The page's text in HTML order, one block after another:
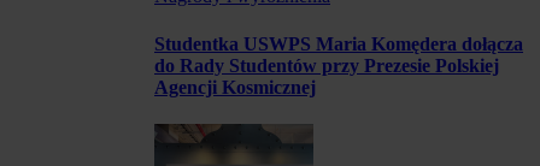
Studentka USWPS Maria Komędera dołącza
do Rady Studentów przy Prezesie Polskiej
Agencji Kosmicznej